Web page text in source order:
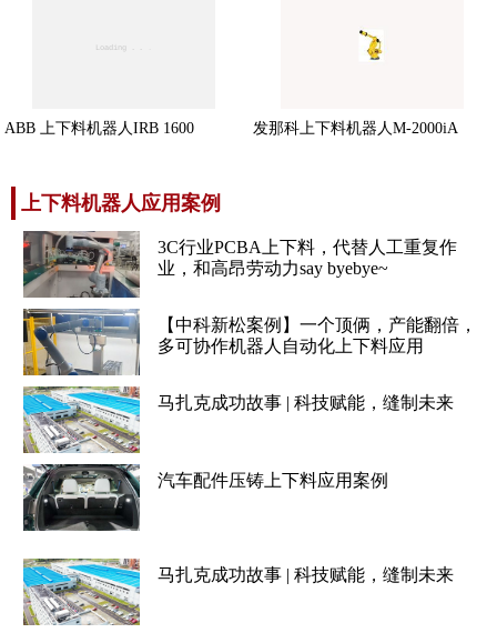
ABB 上下料机器人IRB 1600 发那科上下料机器人M-2000iA
上下料机器人应用案例
3C行业PCBA上下料，代替人工重复作
业，和高昂劳动力say byebye~
【中科新松案例】一个顶俩，产能翻倍，
多可协作机器人自动化上下料应用
马扎克成功故事 | 科技赋能，缝制未来
汽车配件压铸上下料应用案例
马扎克成功故事 | 科技赋能，缝制未来